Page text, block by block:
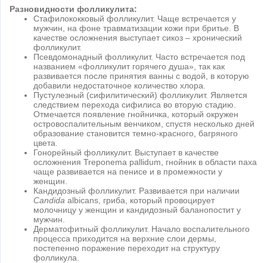
Разновидности фолликулита:
Стафилококковый фолликулит. Чаще встречается у
мужчин, на фоне травматизации кожи при бритье. В
качестве осложнения выступает сикоз – хронический
фолликулит.
Псевдомонадный фолликулит. Часто встречается под
названием «фолликулит горячего душа», так как
развивается после принятия ванны с водой, в которую
добавили недостаточное количество хлора.
Пустулезный (сифилитический) фолликулит. Является
следствием перехода сифилиса во вторую стадию.
Отмечается появление гнойничка, который окружен
островоспалительным венчиком, спустя несколько дней
образование становится темно-красного, багряного
цвета.
Гонорейный фолликулит. Выступает в качестве
осложнения Treponema pallidum, гнойник в области паха
чаще развивается на пенисе и в промежности у
женщин.
Кандидозный фолликулит. Развивается при наличии
Candida albicans, гриба, который провоцирует
молочницу у женщин и кандидозный баланопостит у
мужчин.
Дерматофитный фолликулит. Начало воспалительного
процесса приходится на верхние слои дермы,
постепенно поражение переходит на структуру
фолликула.